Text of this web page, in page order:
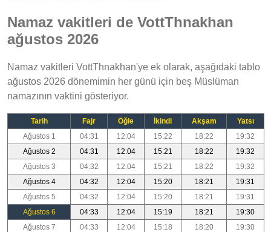
Namaz vakitleri de VottThnakhan
ağustos 2026
Namaz vakitleri VottThnakhan'ye ek olarak, aşağıdaki tablo
ağustos 2026 dönemimin her günü için beş Müslüman
namazının vaktini gösteriyor.
Tarih Fajr Öğle İkindi Akşam
Yatsı
Ağustos 1
04:31 12:04 15:22 18:22
19:32
Ağustos 2
04:31 12:04 15:21 18:22
19:32
Ağustos 3
04:32 12:04 15:21 18:22
19:32
Ağustos 4
04:32 12:04 15:20 18:21
19:31
Ağustos 5
04:32 12:04 15:20 18:21
19:31
Ağustos 6
04:33 12:04 15:19 18:21
19:30
Ağustos 7
04:33 12:04 15:18 18:20
19:30